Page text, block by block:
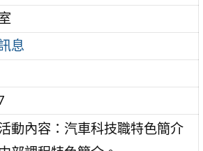
息
動內容：汽車科技職特色簡介